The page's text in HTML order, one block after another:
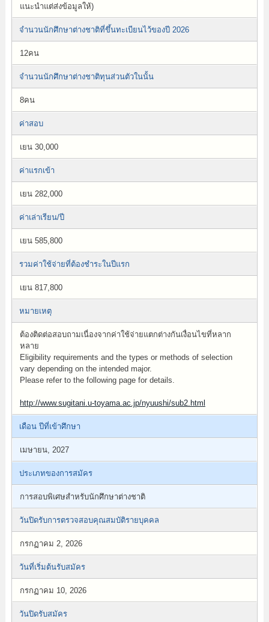
แนะนำแต่ส่งข้อมูลให้)
จำนวนนักศึกษาต่างชาติที่ขึ้นทะเบียนไว้ของปี 2026
12คน
จำนวนนักศึกษาต่างชาติทุนส่วนตัวในนั้น
8คน
ค่าสอบ
เยน 30,000
ค่าแรกเข้า
เยน 282,000
ค่าเล่าเรียน/ปี
เยน 585,800
รวมค่าใช้จ่ายที่ต้องชำระในปีแรก
เยน 817,800
หมายเหตุ
ต้องติดต่อสอบถามเนื่องจากค่าใช้จ่ายแตกต่างกันเงื่อนไขที่หลาก
หลาย
Eligibility requirements and the types or methods of selection
vary depending on the intended major.
Please refer to the following page for details.
http://www.sugitani.u-toyama.ac.jp/nyuushi/sub2.html
เดือน ปีที่เข้าศึกษา
เมษายน, 2027
ประเภทของการสมัคร
การสอบพิเศษสำหรับนักศึกษาต่างชาติ
วันปิดรับการตรวจสอบคุณสมบัติรายบุคคล
กรกฏาคม 2, 2026
วันที่เริ่มต้นรับสมัคร
กรกฏาคม 10, 2026
วันปิดรับสมัคร